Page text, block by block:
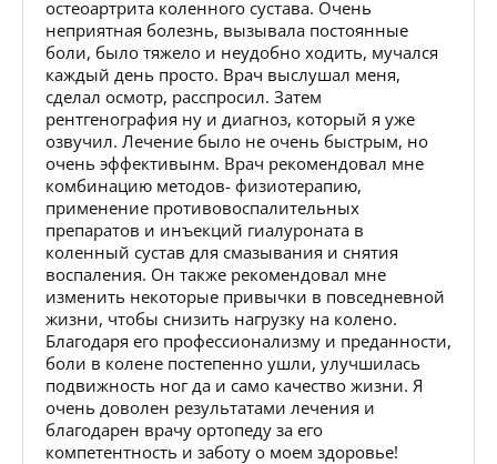
остеоартрита коленного сустава. Очень
неприятная болезнь, вызывала постоянные
боли, было тяжело и неудобно ходить, мучался
каждый день просто. Врач выслушал меня,
сделал осмотр, расспросил. Затем
рентгенография ну и диагноз, который я уже
озвучил. Лечение было не очень быстрым, но
очень эффективынм. Врач рекомендовал мне
комбинацию методов- физиотерапию,
применение противовоспалительных
препаратов и инъекций гиалуроната в
коленный сустав для смазывания и снятия
воспаления. Он также рекомендовал мне
изменить некоторые привычки в повседневной
жизни, чтобы снизить нагрузку на колено.
Благодаря его профессионализму и преданности,
боли в колене постепенно ушли, улучшилась
подвижность ног да и само качество жизни. Я
очень доволен результатами лечения и
благодарен врачу ортопеду за его
компетентность и заботу о моем здоровье!